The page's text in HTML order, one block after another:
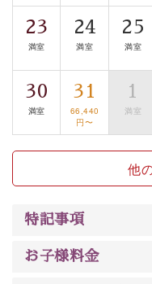
■諏訪大社4社を巡る無
豊富な知識を持った
事前ご
は【3日前まで】にお
※交通規制などにより
※年末年始及び御柱祭
以上がプラン内容です
上諏訪温泉“しんゆ”な
事、諏訪湖に包まれ
いただける、美しく
心してお過ごしくださ
23
満室
24
満室
25
満室
30
満室
31
66,440
円〜
1
満室
他
特記事項
お子様料金